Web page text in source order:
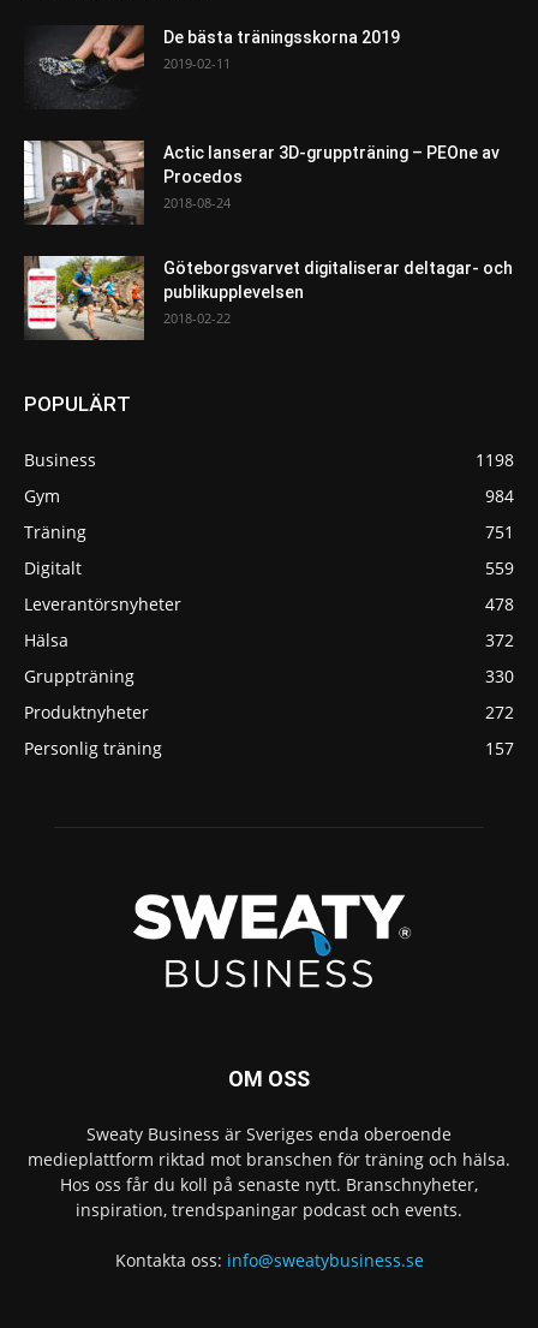
De bästa träningsskorna 2019
2019-02-11
Actic lanserar 3D-gruppträning – PEOne av
Procedos
2018-08-24
Göteborgsvarvet digitaliserar deltagar- och
publikupplevelsen
2018-02-22
POPULÄRT
Business
1198
Gym
984
Träning
751
Digitalt
559
Leverantörsnyheter
478
Hälsa
372
Gruppträning
330
Produktnyheter
272
Personlig träning
157
OM OSS
Sweaty Business är Sveriges enda oberoende
medieplattform riktad mot branschen för träning och hälsa.
Hos oss får du koll på senaste nytt. Branschnyheter,
inspiration, trendspaningar podcast och events.
Kontakta oss: info@sweatybusiness.se